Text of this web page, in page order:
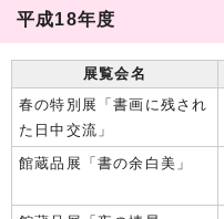
平成18年度
展覧会名
春の特別展「書画に残され
た日中交流」
館蔵品展「書の余白美」